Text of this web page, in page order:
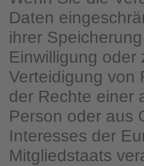
Daten
ihrer
Einwilligung oder
Verteidigung von
der Rechte einer
Person oder aus
Interesses der
Mitgliedstaats